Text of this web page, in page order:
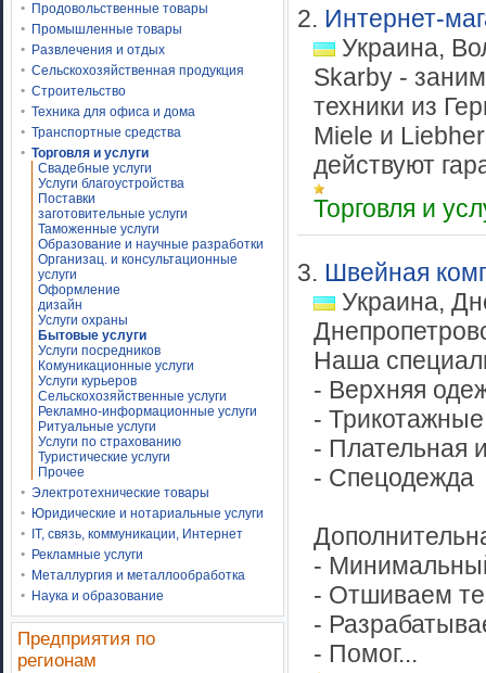
Продовольственные товары
Промышленные товары
Развлечения и отдых
Сельскохозяйственная продукция
Строительство
Техника для офиса и дома
Транспортные средства
Торговля и услуги
Свадебные услуги
Услуги благоустройства
Поставки
заготовительные услуги
Таможенные услуги
Образование и научные разработки
Организац. и консультационные
услуги
Оформление
дизайн
Услуги охраны
Бытовые услуги
Услуги посредников
Комуникационные услуги
Услуги курьеров
Сельскохозяйственные услуги
Рекламно-информационные услуги
Ритуальные услуги
Услуги по страхованию
Туристические услуги
Прочее
Электротехнические товары
Юридические и нотариальные услуги
IT, связь, коммуникации, Интернет
Рекламные услуги
Металлургия и металлообработка
Наука и образование
Предприятия по
регионам
2. Интернет-
Украина,
Skarby -
техники из
Miele и
действуют
Торговля и
3. Швейная
Украина,
Наша
- Верхняя
-
- Плательная
- Спецодежда
-
- Отшиваем
-
- Помог...